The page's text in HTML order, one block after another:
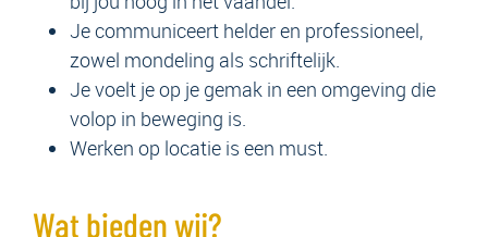
Je communiceert helder en professioneel,
zowel mondeling als schriftelijk.
Je voelt je op je gemak in een omgeving die
volop in beweging is.
Werken op locatie is een must.
Wat bieden wij?